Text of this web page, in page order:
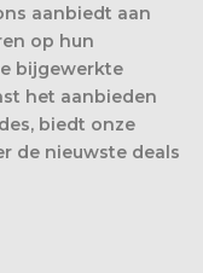
aanbiedt aan
op hun
bijgewerkte
het aanbieden
biedt onze
de nieuwste deals